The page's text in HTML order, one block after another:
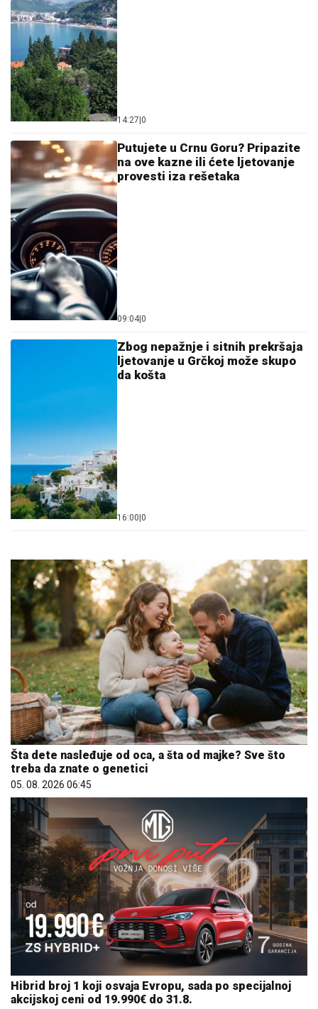
14:27 0
Putujete u Crnu Goru? Pripazite
na ove kazne ili ćete ljetovanje
provesti iza rešetaka
09:04 0
Zbog nepažnje i sitnih prekršaja
ljetovanje u Grčkoj može skupo
da košta
16:00 0
Šta dete nasleđuje od oca, a šta od majke? Sve što
treba da znate o genetici
05. 08. 2026 06:45
Hibrid broj 1 koji osvaja Evropu, sada po specijalnoj
akcijskoj ceni od 19.990€ do 31.8.